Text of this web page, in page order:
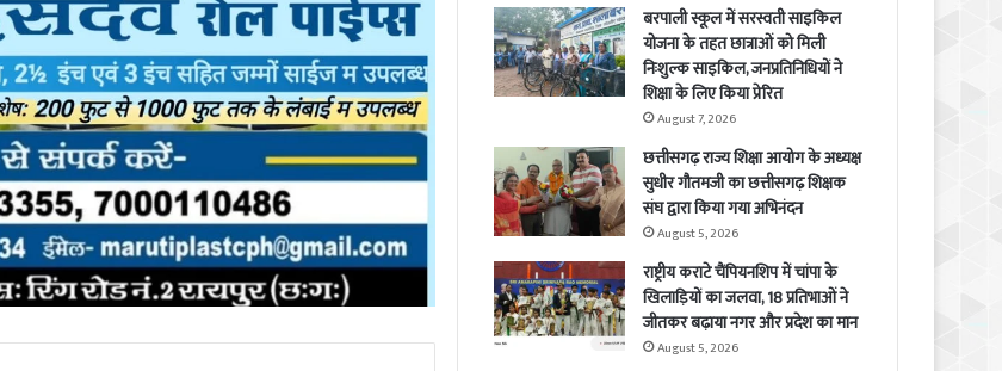
बरपाली स्कूल में सरस्वती साइकिल
योजना के तहत छात्राओं को मिली
निःशुल्क साइकिल, जनप्रतिनिधियों ने
शिक्षा के लिए किया प्रेरित
August 7, 2026
छत्तीसगढ़ राज्य शिक्षा आयोग के अध्यक्ष
सुधीर गौतमजी का छत्तीसगढ़ शिक्षक
संघ द्वारा किया गया अभिनंदन
August 5, 2026
राष्ट्रीय कराटे चैंपियनशिप में चांपा के
खिलाड़ियों का जलवा, 18 प्रतिभाओं ने
जीतकर बढ़ाया नगर और प्रदेश का मान
August 5, 2026